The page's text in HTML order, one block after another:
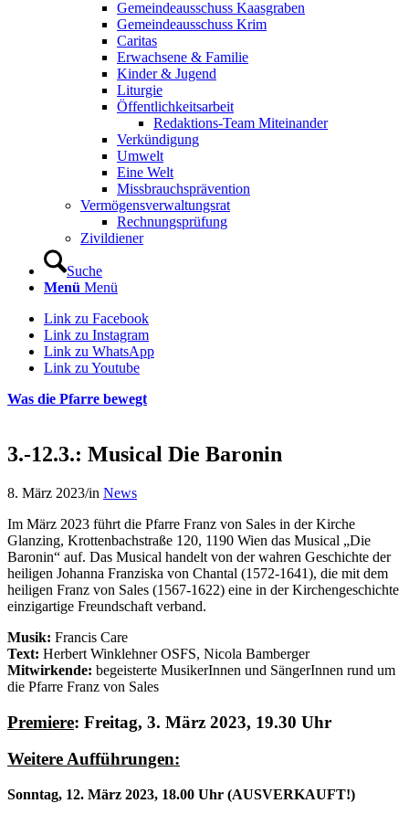
Gemeindeausschuss Kaasgraben
Gemeindeausschuss Krim
Caritas
Erwachsene & Familie
Kinder & Jugend
Liturgie
Öffentlichkeitsarbeit
Redaktions-Team Miteinander
Verkündigung
Umwelt
Eine Welt
Missbrauchsprävention
Vermögensverwaltungsrat
Rechnungsprüfung
Zivildiener
Suche
Menü Menü
Link zu Facebook
Link zu Instagram
Link zu WhatsApp
Link zu Youtube
Was die Pfarre bewegt
3.-12.3.: Musical Die Baronin
8. März 2023/in News
Im März 2023 führt die Pfarre Franz von Sales in der Kirche
Glanzing, Krottenbachstraße 120, 1190 Wien das Musical „Die
Baronin“ auf. Das Musical handelt von der wahren Geschichte der
heiligen Johanna Franziska von Chantal (1572-1641), die mit dem
heiligen Franz von Sales (1567-1622) eine in der Kirchengeschichte
einzigartige Freundschaft verband.
Musik: Francis Care
Text: Herbert Winklehner OSFS, Nicola Bamberger
Mitwirkende: begeisterte MusikerInnen und SängerInnen rund um
die Pfarre Franz von Sales
Premiere: Freitag, 3. März 2023, 19.30 Uhr
Weitere Aufführungen:
Sonntag, 12. März 2023, 18.00 Uhr (AUSVERKAUFT!)